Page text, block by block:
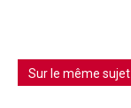
Sur le même sujet